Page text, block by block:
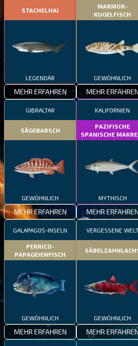
STACHELHAI
LEGENDÄR
MEHR ERFAHREN
MARMOR-
KUGELFISCH
GEWÖHNLICH
MEHR ERFAHREN
GIBRALTAR
SÄGEBARSCH
GEWÖHNLICH
MEHR ERFAHREN
KALIFORNIEN
PAZIFISCHE
SPANISCHE
MYTHISCH
MEHR ERFAHREN
GALAPAGOS-INSELN
PERRICO-
PAPAGEIENFISCH
GEWÖHNLICH
MEHR ERFAHREN
VERGESSENE
GEWÖHNLICH
MEHR ERFAHREN